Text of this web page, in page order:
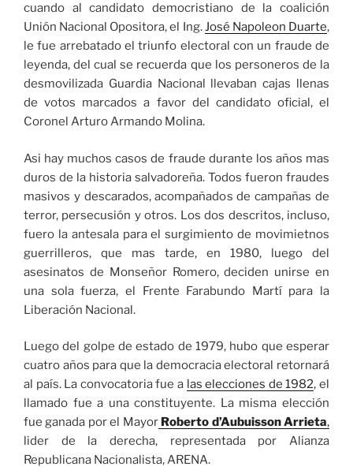
cuando al candidato democristiano de la coalición
Unión Nacional Opositora, el Ing.José Napoleon Duarte,
le fue arrebatado el triunfo electoral con un fraude de
leyenda, del cual se recuerda que los personeros de la
desmovilizada Guardia Nacional llevaban cajas llenas
de votos marcados a favor del candidato oficial, el
Coronel Arturo Armando Molina.
Asi hay muchos casos de fraude durante los años mas
duros de la historia salvadoreña. Todos fueron fraudes
masivos y descarados, acompañados de campañas de
terror, persecusión y otros. Los dos descritos, incluso,
fuero la antesala para el surgimiento de movimietnos
guerrilleros, que mas tarde, en 1980, luego del
asesinatos de Monseñor Romero, deciden unirse en
una sola fuerza, el Frente Farabundo Martí para la
Liberación Nacional.
Luego del golpe de estado de 1979, hubo que esperar
cuatro años para que la democracia electoral retornará
al país. La convocatoria fue a las elecciones de 1982, el
llamado fue a una constituyente. La misma elección
fue ganada por el Mayor Roberto d’Aubuisson Arrieta,
lider de la derecha, representada por Alianza
Republicana Nacionalista, ARENA.